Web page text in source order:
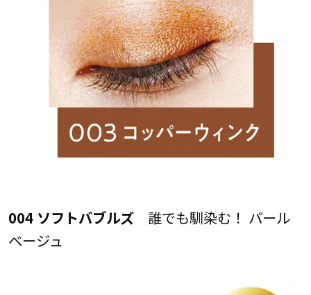
004 ソフトバブルズ 誰でも馴染む！ パール
ベージュ